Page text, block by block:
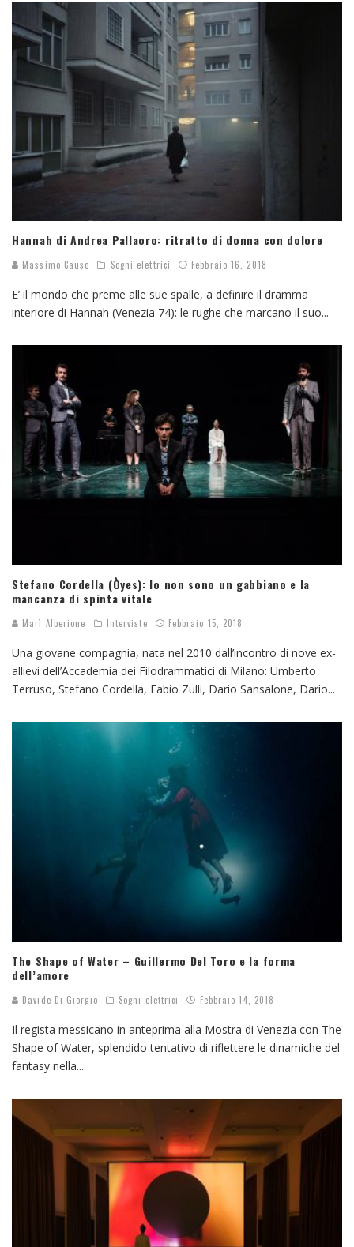
Hannah di Andrea Pallaoro: ritratto di donna con dolore
Massimo Causo Sogni elettrici Febbraio 16, 2018
E’ il mondo che preme alle sue spalle, a definire il dramma
interiore di Hannah (Venezia 74): le rughe che marcano il suo...
Stefano Cordella (Òyes): Io non sono un gabbiano e la
mancanza di spinta vitale
Marì Alberione Interviste Febbraio 15, 2018
Una giovane compagnia, nata nel 2010 dall’incontro di nove ex-
allievi dell’Accademia dei Filodrammatici di Milano: Umberto
Terruso, Stefano Cordella, Fabio Zulli, Dario Sansalone, Dario...
The Shape of Water – Guillermo Del Toro e la forma
dell’amore
Davide Di Giorgio Sogni elettrici Febbraio 14, 2018
Il regista messicano in anteprima alla Mostra di Venezia con The
Shape of Water, splendido tentativo di riflettere le dinamiche del
fantasy nella...